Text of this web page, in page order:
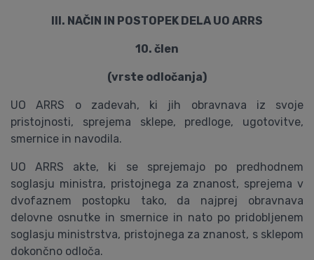
III. NAČIN IN POSTOPEK DELA UO ARRS
10. člen
(vrste odločanja)
UO ARRS o zadevah, ki jih obravnava iz svoje
pristojnosti, sprejema sklepe, predloge, ugotovitve,
smernice in navodila.
UO ARRS akte, ki se sprejemajo po predhodnem
soglasju ministra, pristojnega za znanost, sprejema v
dvofaznem postopku tako, da najprej obravnava
delovne osnutke in smernice in nato po pridobljenem
soglasju ministrstva, pristojnega za znanost, s sklepom
dokončno odloča.